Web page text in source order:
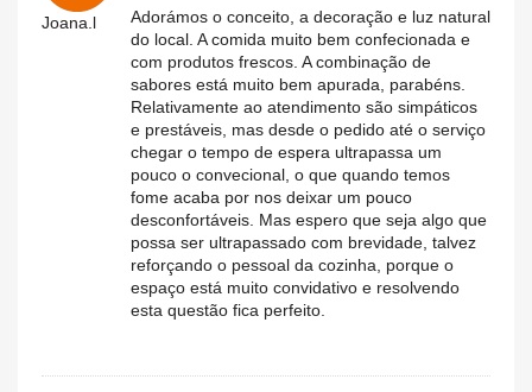
Joana.l
Adorámos o conceito, a decoração e luz natural
do local. A comida muito bem confecionada e
com produtos frescos. A combinação de
sabores está muito bem apurada, parabéns.
Relativamente ao atendimento são simpáticos
e prestáveis, mas desde o pedido até o serviço
chegar o tempo de espera ultrapassa um
pouco o convecional, o que quando temos
fome acaba por nos deixar um pouco
desconfortáveis. Mas espero que seja algo que
possa ser ultrapassado com brevidade, talvez
reforçando o pessoal da cozinha, porque o
espaço está muito convidativo e resolvendo
esta questão fica perfeito.